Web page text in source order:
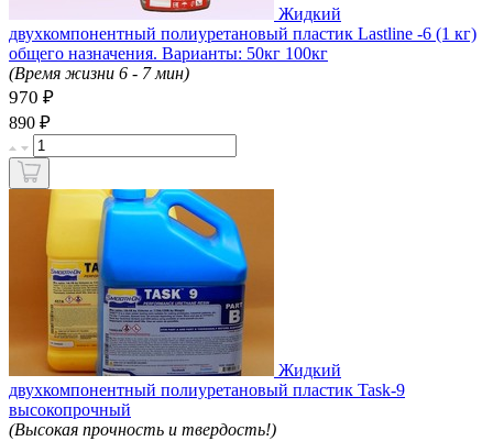
Жидкий
двухкомпонентный полиуретановый пластик Lastline -6 (1 кг)
общего назначения. Варианты: 50кг 100кг
(Время жизни 6 - 7 мин)
970 ₽
890 ₽
Жидкий
двухкомпонентный полиуретановый пластик Task-9
высокопрочный
(Высокая прочность и твердость!)